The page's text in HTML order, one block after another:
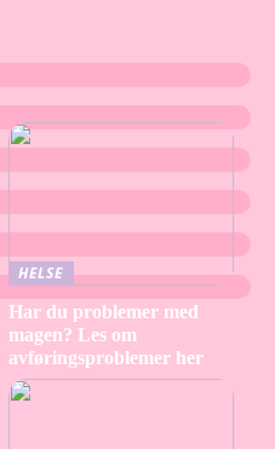
HELSE
Har du problemer med
magen? Les om
avføringsproblemer her